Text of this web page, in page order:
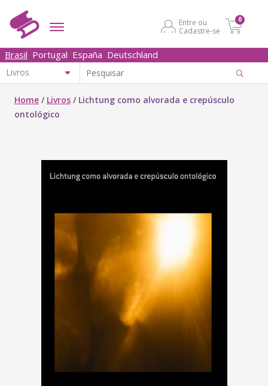
Entre ou
Cadastre-se
0
Brasil Portugal España Deutschland
Home / Livros / Lichtung como alvorada e crepúsculo
ontológico